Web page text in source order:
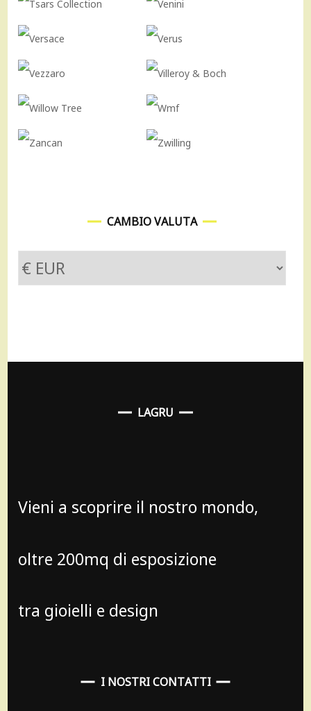
CAMBIO VALUTA
LAGRU
Vieni a scoprire il nostro mondo,
oltre 200mq di esposizione
tra gioielli e design
I NOSTRI CONTATTI